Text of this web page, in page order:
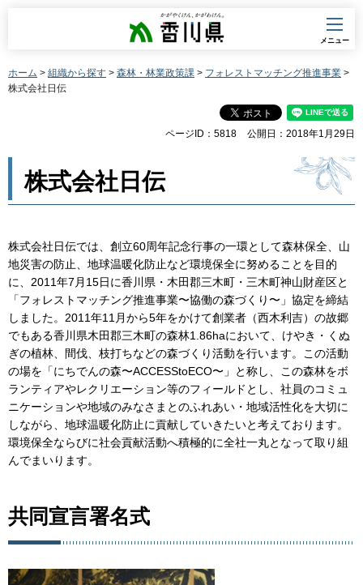
香川県
メニュー
ホーム > 組織から探す > 森林・林業政策課 > フォレストマッチング推進事業 >
株式会社日伝
ページID：5818 公開日：2018年1月29日
株式会社日伝
株式会社日伝では、創立60周年記念行事の一環として森林保全、山
地災害の防止、地球温暖化防止など環境保全に努めることを目的
に、2011年7月15日に香川県・木田郡三木町・三木町神山財産区と
「フォレストマッチング推進事業〜協働の森づくり〜」協定を締結
しました。2011年11月から5年をかけて創業者（西木利吉）の故郷
でもある香川県木田郡三木町の森林1.86haにおいて、けやき・くぬ
ぎの植林、間伐、枝打ちなどの森づくり活動を行います。この活動
の場を「にちでんの森〜ACCESStoECO〜」と称し、この森林をボ
ランティアやレクリエーション等のフィールドとし、社員のコミュ
ニケーションや地域のみなさまとのふれあい・地域活性化を大切に
しながら、地球温暖化防止に貢献していきたいと考えております。
環境保全ならびに社会貢献活動へ積極的に全社一丸となって取り組
んでまいります。
共同宣言署名式